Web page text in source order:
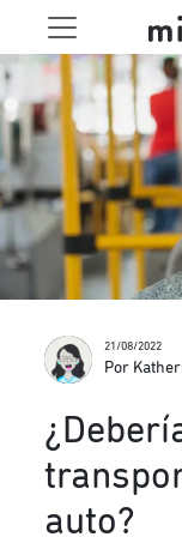
21/08/2022
Por
auto?